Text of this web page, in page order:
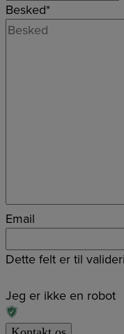
Besked*
Email
Dette felt er til
Jeg er ikke en robot